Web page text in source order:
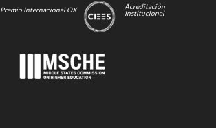
Premio Internacional OX
Acreditación
Institucional